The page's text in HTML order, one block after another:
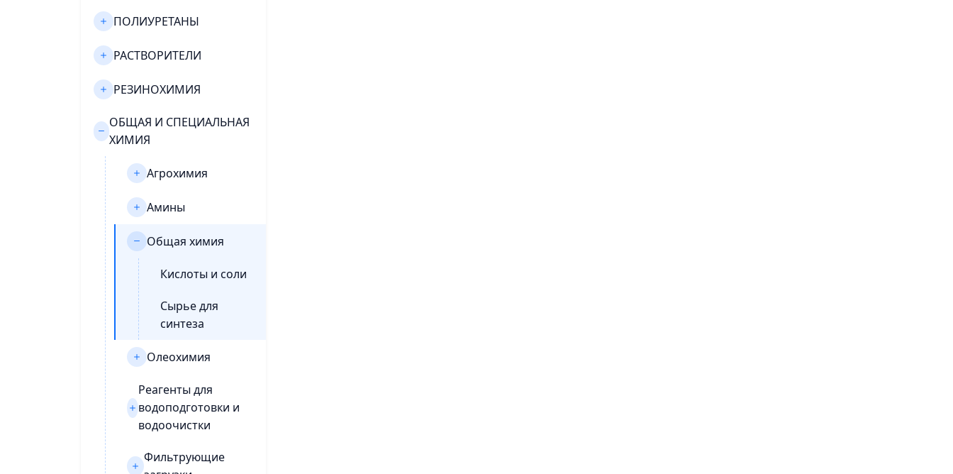
ПОЛИУРЕТАНЫ
РАСТВОРИТЕЛИ
РЕЗИНОХИМИЯ
ОБЩАЯ И СПЕЦИАЛЬНАЯ
ХИМИЯ
Агрохимия
Амины
Общая химия
Кислоты и соли
Сырье для
синтеза
Олеохимия
Реагенты для
водоподготовки и
водоочистки
Фильтрующие